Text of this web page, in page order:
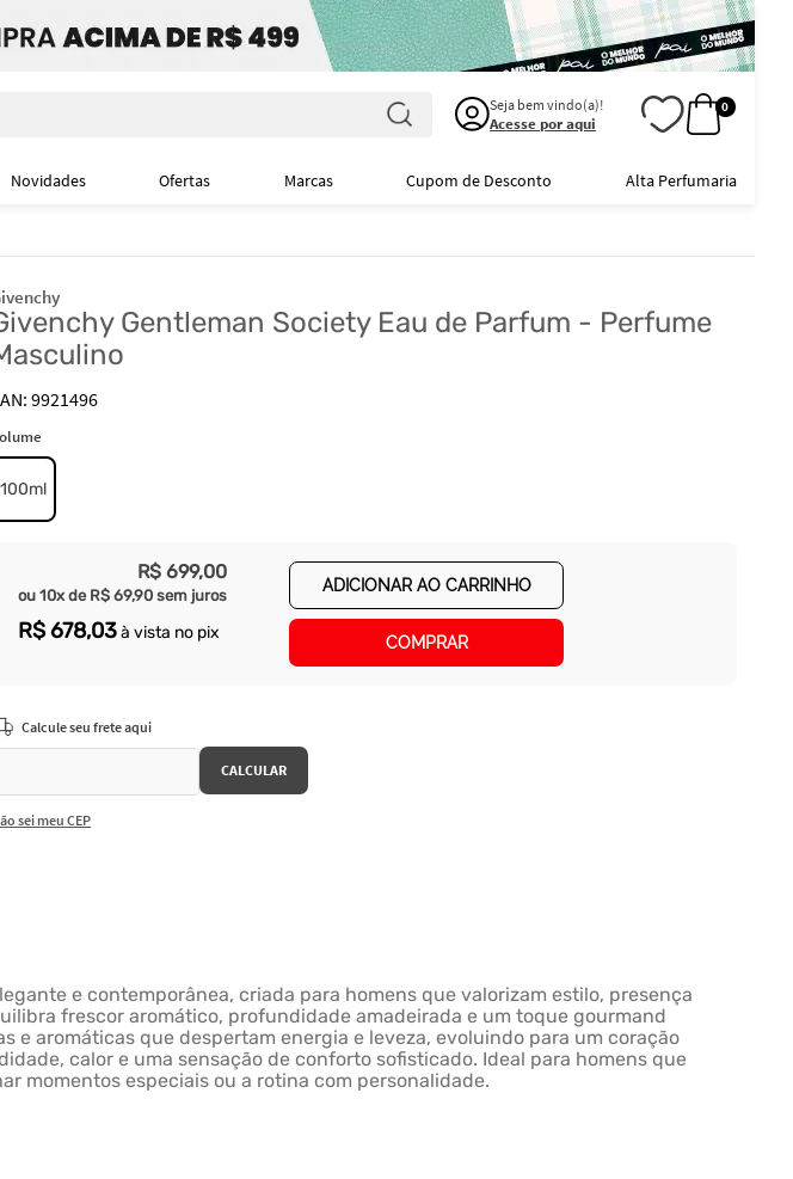
Seja bem vindo(a)!
Acesse por aqui
0
Novidades Ofertas Marcas Cupom de Desconto Alta Perfumaria
Gentleman Society Eau de Parfum - Perfume
9921496
100ml
R$ 699,00
ou 10x de R$ 69,90 sem juros
R$678,03à vista no pix
ADICIONAR AO CARRINHO
COMPRAR
sei meu CEP
e contemporânea, criada para homens que valorizam estilo, presença
frescor aromático, profundidade amadeirada e um toque gourmand
aromáticas que despertam energia e leveza, evoluindo para um coração
calor e uma sensação de conforto sofisticado. Ideal para homens que
momentos especiais ou a rotina com personalidade.